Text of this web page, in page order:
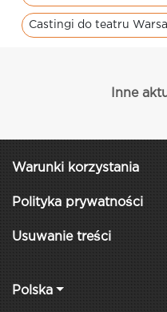
Castingi do teatru
Inne
Warunki korzystania
Polityka prywatności
Usuwanie treści
Polska